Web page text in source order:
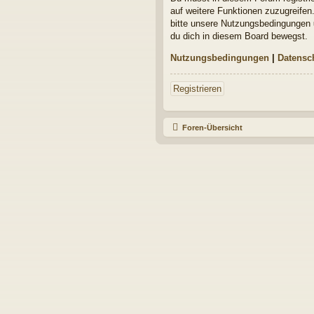
auf weitere Funktionen
bitte unsere
du dich in diesem Board bewegst.
Nutzungsbedingungen |
Registrieren
Foren-Übersicht